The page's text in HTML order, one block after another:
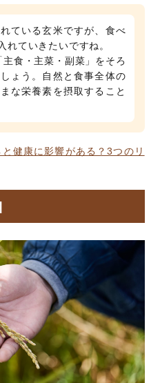
ている玄米ですが、食べ
れていきたいですね。
食・主菜・副菜」をそろ
ょう。自然と食事全体の
な栄養素を摂取すること
健康に影響がある？3つのリ